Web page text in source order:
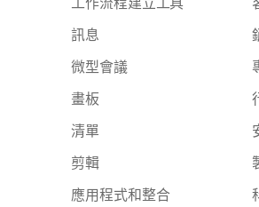
訊息
微型會議
畫板
清單
剪輯
應用程式和整合